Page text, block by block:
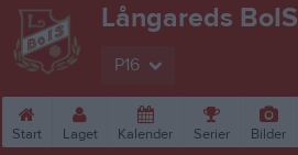
Långareds BoIS
P16
Start Laget Kalender Serier Bilder